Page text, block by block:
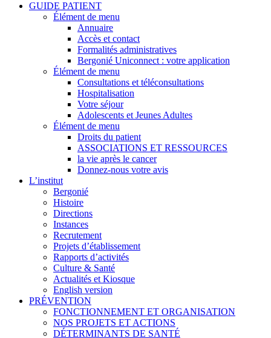
GUIDE PATIENT
Élément de menu
Annuaire
Accès et contact
Formalités administratives
Bergonié Uniconnect : votre application
Élément de menu
Consultations et téléconsultations
Hospitalisation
Votre séjour
Adolescents et Jeunes Adultes
Élément de menu
Droits du patient
ASSOCIATIONS ET RESSOURCES
la vie après le cancer
Donnez-nous votre avis
L’institut
Bergonié
Histoire
Directions
Instances
Recrutement
Projets d’établissement
Rapports d’activités
Culture & Santé
Actualités et Kiosque
English version
PRÉVENTION
FONCTIONNEMENT ET ORGANISATION
NOS PROJETS ET ACTIONS
DÉTERMINANTS DE SANTÉ